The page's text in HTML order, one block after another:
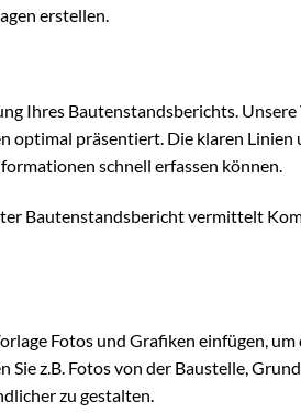
erstellen.
Ihres Bautenstandsberichts.
optimal präsentiert. Die klaren Linien
schnell erfassen können.
Bautenstandsbericht vermittelt
Fotos und Grafiken einfügen,
z.B. Fotos von der Baustelle,
zu gestalten.